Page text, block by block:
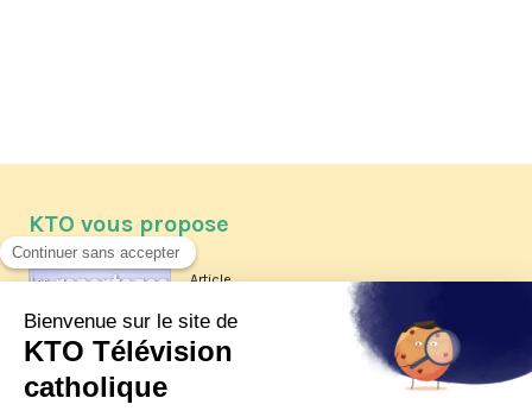
KTO vous propose
Article
Les reportages d'été 2026 de KTO